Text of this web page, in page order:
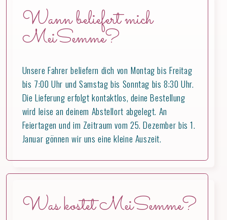
Wann beliefert mich
MeiSemme?
Unsere Fahrer beliefern dich von Montag bis Freitag
bis 7:00 Uhr und Samstag bis Sonntag bis 8:30 Uhr.
Die Lieferung erfolgt kontaktlos, deine Bestellung
wird leise an deinem Abstellort abgelegt. An
Feiertagen und im Zeitraum vom 25. Dezember bis 1.
Januar gönnen wir uns eine kleine Auszeit.
Was kostet MeiSemme?